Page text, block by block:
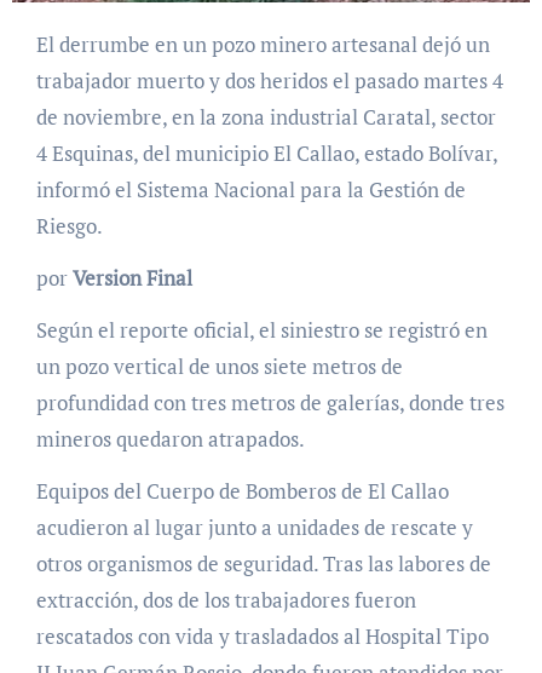
El derrumbe en un pozo minero artesanal dejó un
trabajador muerto y dos heridos el pasado martes 4
de noviembre, en la zona industrial Caratal, sector
4 Esquinas, del municipio El Callao, estado Bolívar,
informó el Sistema Nacional para la Gestión de
Riesgo.
porVersion Final
Según el reporte oficial, el siniestro se registró en
un pozo vertical de unos siete metros de
profundidad con tres metros de galerías, donde tres
mineros quedaron atrapados.
Equipos del Cuerpo de Bomberos de El Callao
acudieron al lugar junto a unidades de rescate y
otros organismos de seguridad. Tras las labores de
extracción, dos de los trabajadores fueron
rescatados con vida y trasladados al Hospital Tipo